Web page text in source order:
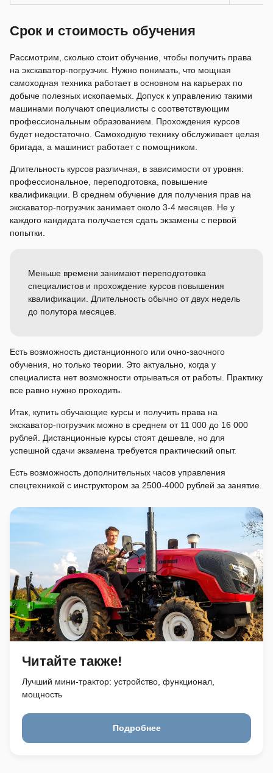
Срок и стоимость обучения
Рассмотрим, сколько стоит обучение, чтобы получить права
на экскаватор-погрузчик. Нужно понимать, что мощная
самоходная техника работает в основном на карьерах по
добыче полезных ископаемых. Допуск к управлению такими
машинами получают специалисты с соответствующим
профессиональным образованием. Прохождения курсов
будет недостаточно. Самоходную технику обслуживает целая
бригада, а машинист работает с помощником.
Длительность курсов различная, в зависимости от уровня:
профессиональное, переподготовка, повышение
квалификации. В среднем обучение для получения прав на
экскаватор-погрузчик занимает около 3-4 месяцев. Не у
каждого кандидата получается сдать экзамены с первой
попытки.
Меньше времени занимают переподготовка
специалистов и прохождение курсов повышения
квалификации. Длительность обычно от двух недель
до полутора месяцев.
Есть возможность дистанционного или очно-заочного
обучения, но только теории. Это актуально, когда у
специалиста нет возможности отрываться от работы. Практику
все равно нужно проходить.
Итак, купить обучающие курсы и получить права на
экскаватор-погрузчик можно в среднем от 11 000 до 16 000
рублей. Дистанционные курсы стоят дешевле, но для
успешной сдачи экзамена требуется практический опыт.
Есть возможность дополнительных часов управления
спецтехникой с инструктором за 2500-4000 рублей за занятие.
Читайте также!
Лучший мини-трактор: устройство, функционал,
мощность
Подробнее